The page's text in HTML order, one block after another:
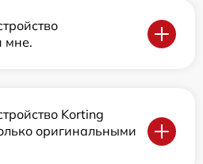
мне.
Korting
оригинальными